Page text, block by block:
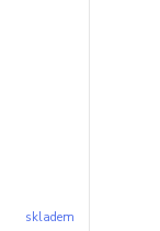
skladem